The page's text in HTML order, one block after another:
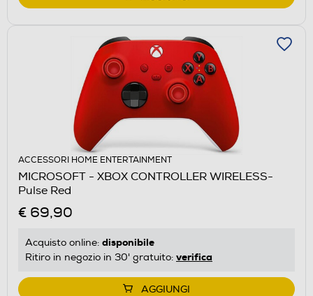
ACCESSORI HOME ENTERTAINMENT
MICROSOFT - XBOX CONTROLLER WIRELESS-
Pulse Red
€ 69,90
Acquisto online: disponibile
Ritiro in negozio in 30' gratuito: verifica
AGGIUNGI